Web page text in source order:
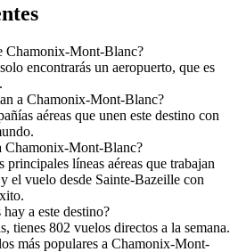
Chamonix-Mont-Blanc?
encontrarás un aeropuerto, que es
a Chamonix-Mont-Blanc?
aéreas que unen este destino con
Chamonix-Mont-Blanc?
líneas aéreas que trabajan
el vuelo desde Sainte-Bazeille con
a este destino?
tienes 802 vuelos directos a la semana.
más populares a Chamonix-Mont-